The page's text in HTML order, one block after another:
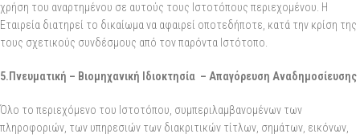
χρήση του αναρτημένου σε αυτούς τους Ιστοτόπους περιεχομένου. Η
Εταιρεία διατηρεί το δικαίωμα να αφαιρεί οποτεδήποτε, κατά την κρίση της
τους σχετικούς συνδέσμους από τον παρόντα Ιστότοπο.
5.Πνευματική – Βιομηχανική Ιδιοκτησία – Απαγόρευση Αναδημοσίευσης
Όλο το περιεχόμενο του Ιστοτόπου, συμπεριλαμβανομένων των
πληροφοριών, των υπηρεσιών των διακριτικών τίτλων, σημάτων, εικόνων,